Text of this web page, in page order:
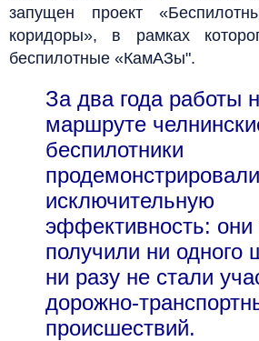
запущен проект
коридоры», в рамках
беспилотные «КамАЗы".
За два года работы
маршруте
беспилотники
продемонстрировали
исключительную
эффективность: они
получили ни одного
ни разу не стали
дорожно-
происшествий.